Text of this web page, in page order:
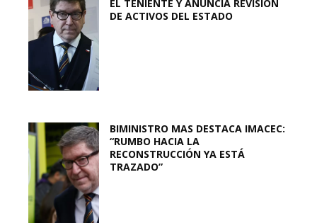
EL TENIENTE Y ANUNCIA REVISIÓN
DE ACTIVOS DEL ESTADO
BIMINISTRO MAS DESTACA IMACEC:
“RUMBO HACIA LA
RECONSTRUCCIÓN YA ESTÁ
TRAZADO”